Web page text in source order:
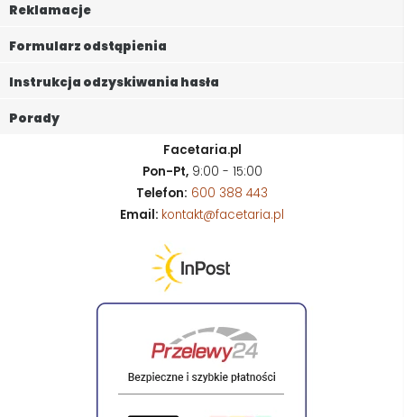
Reklamacje
Formularz odstąpienia
Instrukcja odzyskiwania hasła
Porady
Facetaria.pl
Pon-Pt,9:00 - 15:00
Telefon: 600 388 443
Email: kontakt@facetaria.pl